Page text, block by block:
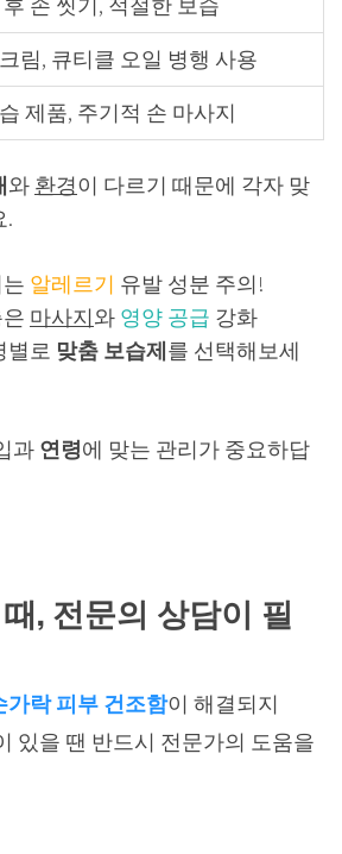
손 씻기, 적절한 보습
림, 큐티클 오일 병행 사용
제품, 주기적 손 마사지
와 환경이 다르기 때문에 각자 맞
.
알레르기 유발 성분 주의!
마사지와 영양 공급 강화
별로 맞춤 보습제를 선택해보세
과 연령에 맞는 관리가 중요하답
, 전문의 상담이 필
가락 피부 건조함이 해결되지
있을 땐 반드시 전문가의 도움을